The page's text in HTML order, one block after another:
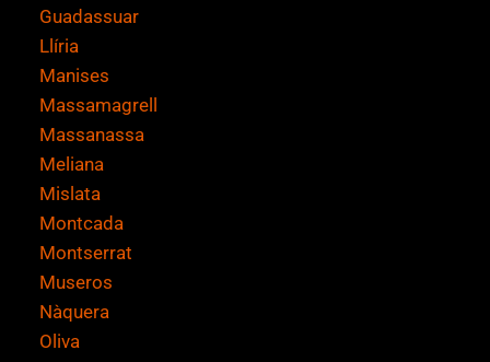
Guadassuar
Llíria
Manises
Massamagrell
Massanassa
Meliana
Mislata
Montcada
Montserrat
Museros
Nàquera
Oliva